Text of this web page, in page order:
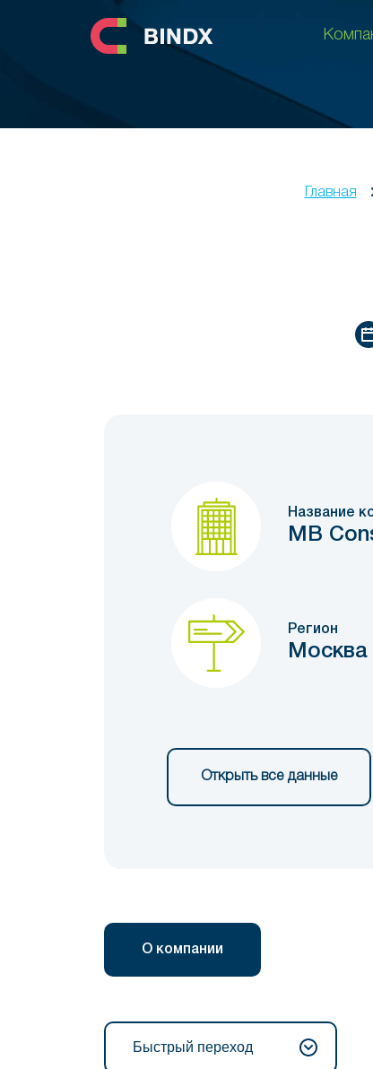
Главная
Название
MB
Регион
Москва
Открыть все данные
О компании
Быстрый переход